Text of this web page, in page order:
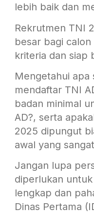
lebih baik dan
Rekrutmen TNI
besar bagi
kriteria dan siap
Mengetahui apa
mendaftar TNI
badan minimal
AD?, serta
2025 dipungut
awal yang
Jangan lupa
diperlukan
lengkap dan
Dinas Pertama